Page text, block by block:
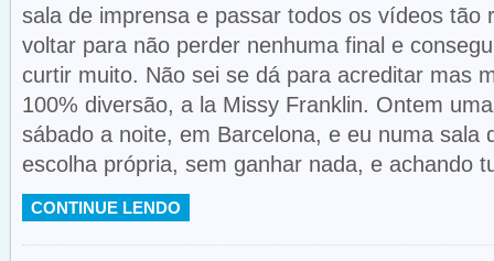
sala de imprensa e passar todos os vídeos tão
voltar para não perder nenhuma final e
curtir muito. Não sei se dá para acreditar mas
100% diversão, a la Missy Franklin. Ontem
sábado a noite, em Barcelona, e eu numa sala
escolha própria, sem ganhar nada, e achando
CONTINUE LENDO